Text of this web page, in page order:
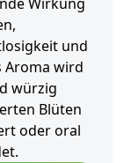
und
Aroma wird
würzig
Blüten
oder oral